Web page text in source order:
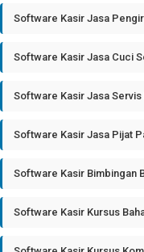
Software Kasir Jasa
Software Kasir Jasa Cuci
Software Kasir Jasa
Software Kasir Jasa Pijat
Software Kasir Bimbingan
Software Kasir Kursus